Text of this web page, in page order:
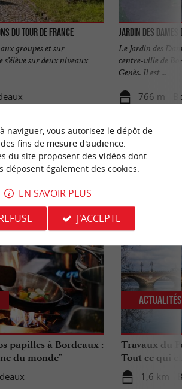
du Tour de France
groupes et sur
s’élève sur deux niveaux
Jardin des Dames
Le Jardin des
centre-ville de
Genès. Il est ...
766 m -
TESTÉPOUR VOUS
papilles à Bordeaux :
du monde"
Travaux du
Tout ce qui
1,6 km -
Actualités
naviguer, vous autorisez le dépôt de
fins de mesure d'audience.
du site proposent des vidéosdont
déposent également des cookies.
EN SAVOIR PLUS
J'ACCEPTE